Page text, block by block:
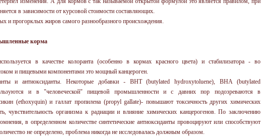
в зависимости от курсовой стоимости составляющих.
и прогорклых жиров самого разнообразного происхождения.
корма
в качестве колоранта (особенно в кормах красного цвета) и стабилизатора - во
и пищевыми компонентами это мощный канцероген.
и антиоксиданты. Некоторые добавки - BHT (butylated hydroxytoluene), BHA (butylated
и в "человеческой" пищевой промышленности и с давних пор подозреваются в
(ethoxyquin) и галлат пропилена (propyl gallate)- повышают токсичность других химических
чувствительность организма к радиации и влияние химических канцерогенов. По заключению
в определенном количестве синтетические антиоксиданты провоцируют или способствуют
не определено, проблема никогда не исследовалась должным образом.